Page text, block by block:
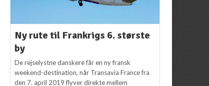
Ny rute til Frankrigs 6. største
by
De rejselystne danskere får en ny fransk
weekend-destination, når Transavia France fra
den 7. april 2019 flyver direkte mellem